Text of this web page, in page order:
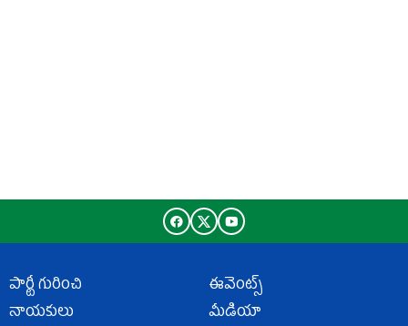
పార్టీ గురించి
నాయకులు
ఈవెంట్స్
మీడియా